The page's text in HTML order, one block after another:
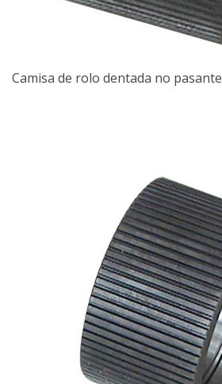
Camisa de rolo dentada no pasante